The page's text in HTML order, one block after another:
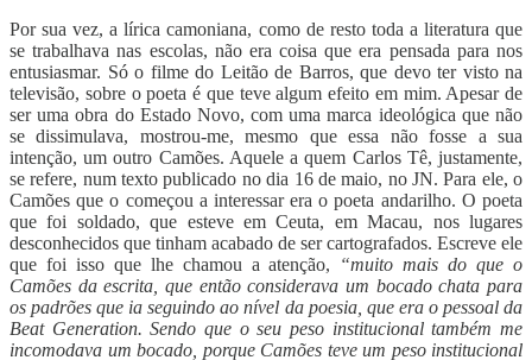
Por sua vez, a lírica camoniana, como de resto toda a literatura que
se trabalhava nas escolas, não era coisa que era pensada para nos
entusiasmar. Só o filme do Leitão de Barros, que devo ter visto na
televisão, sobre o poeta é que teve algum efeito em mim. Apesar de
ser uma obra do Estado Novo, com uma marca ideológica que não
se dissimulava, mostrou-me, mesmo que essa não fosse a sua
intenção, um outro Camões. Aquele a quem Carlos Tê, justamente,
se refere, num texto publicado no dia 16 de maio, no JN. Para ele, o
Camões que o começou a interessar era o poeta andarilho. O poeta
que foi soldado, que esteve em Ceuta, em Macau, nos lugares
desconhecidos que tinham acabado de ser cartografados. Escreve ele
que foi isso que lhe chamou a atenção, “muito mais do que o
Camões da escrita, que então considerava um bocado chata para
os padrões que ia seguindo ao nível da poesia, que era o pessoal da
Beat Generation. Sendo que o seu peso institucional também me
incomodava um bocado, porque Camões teve um peso institucional